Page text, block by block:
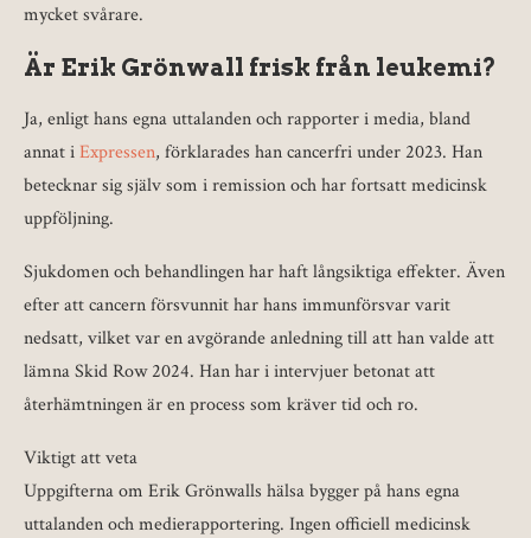
mycket svårare.
Är Erik Grönwall frisk från leukemi?
Ja, enligt hans egna uttalanden och rapporter i media, bland
annat iExpressen, förklarades han cancerfri under 2023. Han
betecknar sig själv som i remission och har fortsatt medicinsk
uppföljning.
Sjukdomen och behandlingen har haft långsiktiga effekter. Även
efter att cancern försvunnit har hans immunförsvar varit
nedsatt, vilket var en avgörande anledning till att han valde att
lämna Skid Row 2024. Han har i intervjuer betonat att
återhämtningen är en process som kräver tid och ro.
Viktigt att veta
Uppgifterna om Erik Grönwalls hälsa bygger på hans egna
uttalanden och medierapportering. Ingen officiell medicinsk